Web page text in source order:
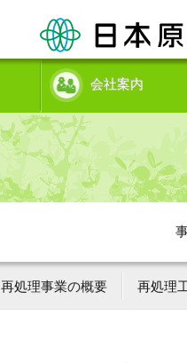
会社案内
再処理事業の概要 再処理